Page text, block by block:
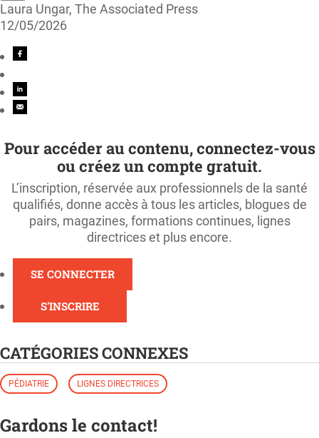
Laura Ungar, The Associated Press
12/05/2026
Pour accéder au contenu, connectez-vous
ou créez un compte gratuit.
L’inscription, réservée aux professionnels de la santé
qualifiés, donne accès à tous les articles, blogues de
pairs, magazines, formations continues, lignes
directrices et plus encore.
SE CONNECTER
S'INSCRIRE
CATÉGORIES CONNEXES
PÉDIATRIE LIGNES DIRECTRICES
Gardons le contact!